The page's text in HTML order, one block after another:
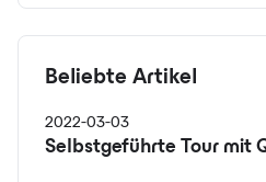
Beliebte Artikel
2022-03-03
Selbstgeführte Tour mit